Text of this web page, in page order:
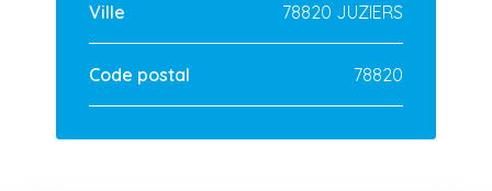
Ville 78820 JUZIERS
Code postal 78820